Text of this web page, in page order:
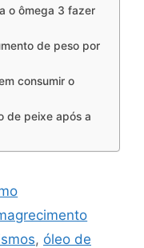
o ômega 3 fazer
de peso por
consumir o
de peixe após a
, óleo de